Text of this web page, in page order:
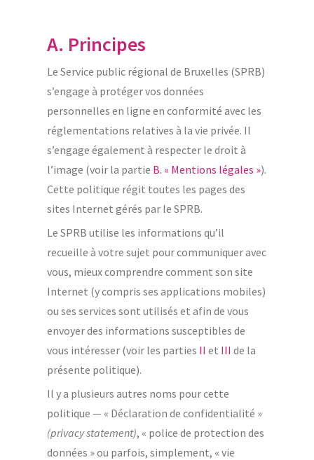
A. Principes
Le Service public régional de Bruxelles (SPRB)
s’engage à protéger vos données
personnelles en ligne en conformité avec les
réglementations relatives à la vie privée. Il
s’engage également à respecter le droit à
l’image (voir la partie B. « Mentions légales »).
Cette politique régit toutes les pages des
sites Internet gérés par le SPRB.
Le SPRB utilise les informations qu’il
recueille à votre sujet pour communiquer avec
vous, mieux comprendre comment son site
Internet (y compris ses applications mobiles)
ou ses services sont utilisés et afin de vous
envoyer des informations susceptibles de
vous intéresser (voir les parties II et III de la
présente politique).
Il y a plusieurs autres noms pour cette
politique — « Déclaration de confidentialité »
(privacy statement), « police de protection des
données » ou parfois, simplement, « vie